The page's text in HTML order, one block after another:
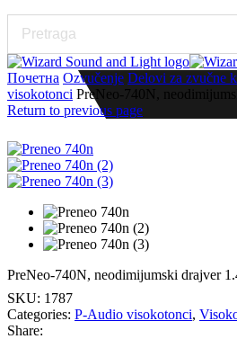
Почетна Ozvučenje Delovi za zvučne
visokotonci PreNeo-740N,
Return to previous page
PreNeo-740N, neodimijumski drajver
SKU: 1787
Categories: P-Audio visokotonci,
Share: